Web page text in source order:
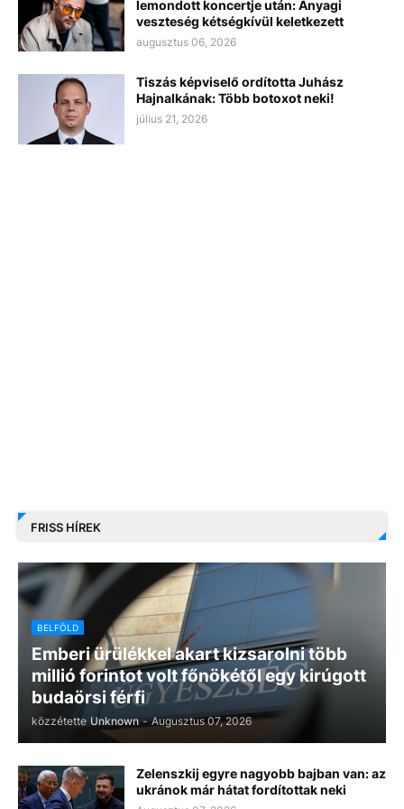
lemondott koncertje után: Anyagi
veszteség kétségkívül keletkezett
augusztus 06, 2026
Tiszás képviselő ordította Juhász
Hajnalkának: Több botoxot neki!
július 21, 2026
FRISS HÍREK
BELFÖLD
Emberi ürülékkel akart kizsarolni több
millió forintot volt főnökétől egy kirúgott
budaörsi férfi
közzétette Unknown - Augusztus 07, 2026
Zelenszkij egyre nagyobb bajban van: az
ukránok már hátat fordítottak neki